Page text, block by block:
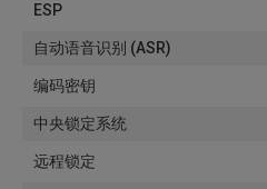
ESP
自动语音识别 (ASR)
编码密钥
中央锁定系统
远程锁定